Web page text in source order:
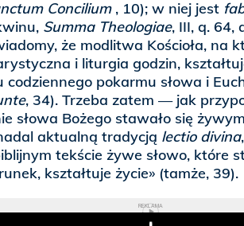
Concilium , 10); w niej jest
Summa Theologiae, III, q. 64,
że modlitwa Kościoła, na
i liturgia godzin,
codziennego pokarmu słowa i
, 34). Trzeba zatem — jak
słowa Bożego stawało się
aktualną tradycją lectio divina
tekście żywe słowo, które
kształtuje życie» (tamże, 39).
REKLAMA